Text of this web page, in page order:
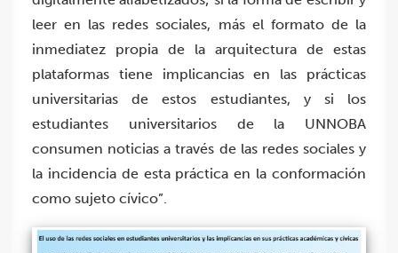
leer en las redes sociales, más el formato de la
inmediatez propia de la arquitectura de estas
plataformas tiene implicancias en las prácticas
universitarias de estos estudiantes, y si los
estudiantes universitarios de la UNNOBA
consumen noticias a través de las redes sociales y
la incidencia de esta práctica en la conformación
como sujeto cívico”.